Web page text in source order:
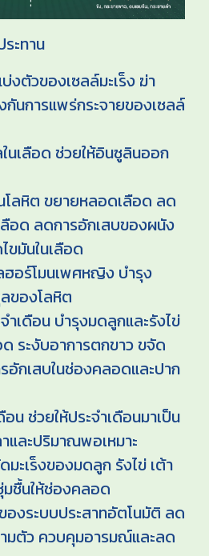
ะทาน
งตัวของเซลล์มะเร็ง ฆ่า
กันการแพร่กระจายของเซลล์
นเลือด ช่วยให้อินซูลินออก
ลหิต ขยายหลอดเลือด ลด
อด ลดการอักเสบของผนัง
มันในเลือด
อร์โมนเพศหญิง บำรุง
ของโลหิต
ำเดือน บำรุงมดลูกและรังไข่
ระงับอาการตกขาว ขจัด
อักเสบในช่องคลอดและปาก
น ช่วยให้ประจำเดือนมาเป็น
และปริมาณพอเหมาะ
มะเร็งของมดลูก รังไข่ เต้า
ชื้นให้ช่องคลอด
งระบบประสาทอัตโนมัติ ลด
มตัว ควบคุมอารมณ์และลด